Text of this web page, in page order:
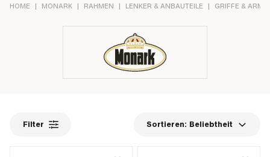
HOME | MONARK | RAHMEN | LENKER & ANBAUTEILE | GRIFFE &
Filter Sortieren: Beliebtheit